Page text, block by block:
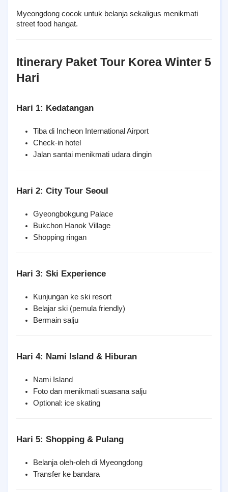
Myeongdong cocok untuk belanja sekaligus menikmati
street food hangat.
Itinerary Paket Tour Korea Winter 5
Hari
Hari 1: Kedatangan
Tiba di Incheon International Airport
Check-in hotel
Jalan santai menikmati udara dingin
Hari 2: City Tour Seoul
Gyeongbokgung Palace
Bukchon Hanok Village
Shopping ringan
Hari 3: Ski Experience
Kunjungan ke ski resort
Belajar ski (pemula friendly)
Bermain salju
Hari 4: Nami Island & Hiburan
Nami Island
Foto dan menikmati suasana salju
Optional: ice skating
Hari 5: Shopping & Pulang
Belanja oleh-oleh di Myeongdong
Transfer ke bandara